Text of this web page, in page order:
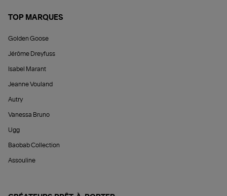
TOP MARQUES
Golden Goose
Jérôme Dreyfuss
Isabel Marant
Jeanne Vouland
Autry
Vanessa Bruno
Ugg
Baobab Collection
Assouline